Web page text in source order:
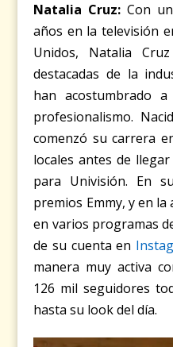
Natalia Cruz: Con
años en la televisión
Unidos, Natalia
destacadas de la
han acostumbrado
profesionalismo.
comenzó su carrera
locales antes de
para Univisión. En
premios Emmy, y en
en varios programas
de su cuenta en
manera muy activa
126 mil seguidores
hasta su look del día.